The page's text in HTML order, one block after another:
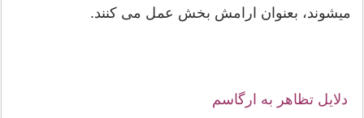
می‏شوند، بعنوان ارامش بخش عمل می کنند.
دلایل تظاهر به ارگاسم